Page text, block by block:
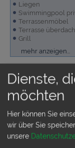
Liegen
Swimmingpool
Terrassenmöbel
Terrasse
Grill
Grundstück
Garten/Liegewiese
Parkplatz auf dem
mehr anzeigen...
Allgemeine
Internetanschluss,
Dienste,
möchten
Hier können Sie
wir über Sie
unsere